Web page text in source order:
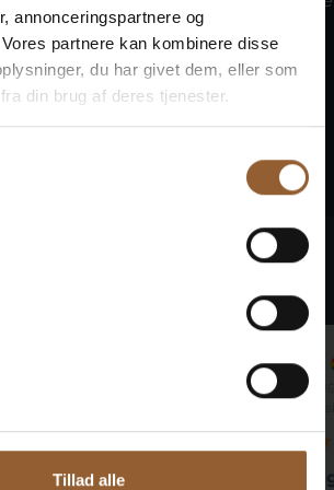
annonceringspartnere og
partnere kan kombinere disse
du har givet dem, eller som
din brug af deres tjenester.
Tillad alle
på Bork
7.–9....
vores gæster
og interessant
Jan
22.